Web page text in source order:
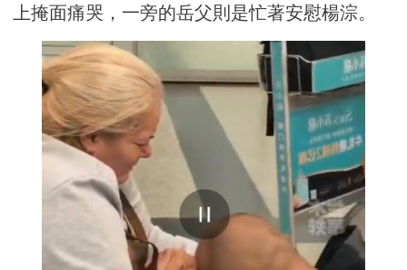
上掩面痛哭，一旁的岳父則是忙著安慰楊淙。